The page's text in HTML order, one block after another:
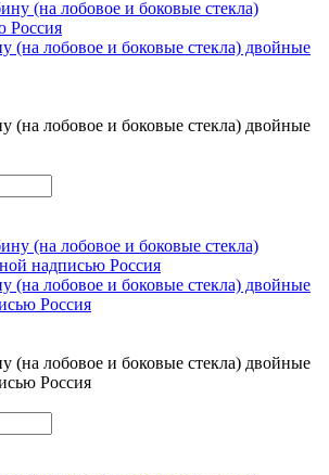
(на лобовое и боковые стекла) двойные
(на лобовое и боковые стекла) двойные
(на лобовое и боковые стекла) двойные
Россия
(на лобовое и боковые стекла) двойные
Россия